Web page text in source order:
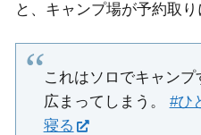
と、キャンプ場が予約取
これはソロでキャン
広まってしまう。 #ひ
寝る